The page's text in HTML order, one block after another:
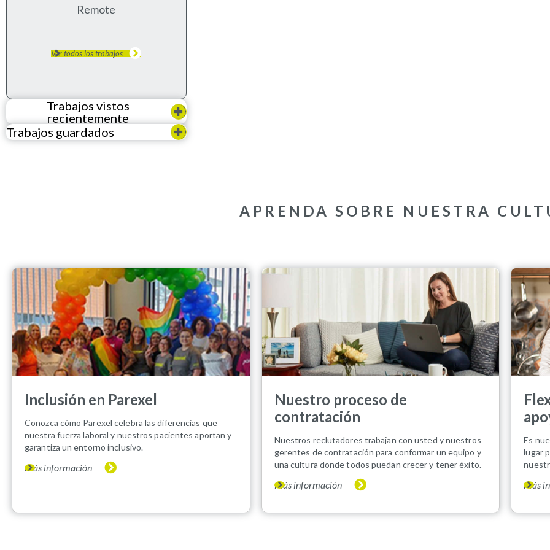
Remote
Ver todos los trabajos
Trabajos vistos
recientemente
Trabajos guardados
APRENDA SOBRE NUESTRA
Inclusión en Parexel
Conozca cómo Parexel celebra las diferencias que
nuestra fuerza laboral y nuestros pacientes aportan y
garantiza un entorno inclusivo.
Más información
Nuestro proceso de
contratación
Nuestros reclutadores trabajan con usted y nuestros
gerentes de contratación para conformar un equipo y
una cultura donde todos puedan crecer y tener éxito.
Más información
Es
lugar
Más